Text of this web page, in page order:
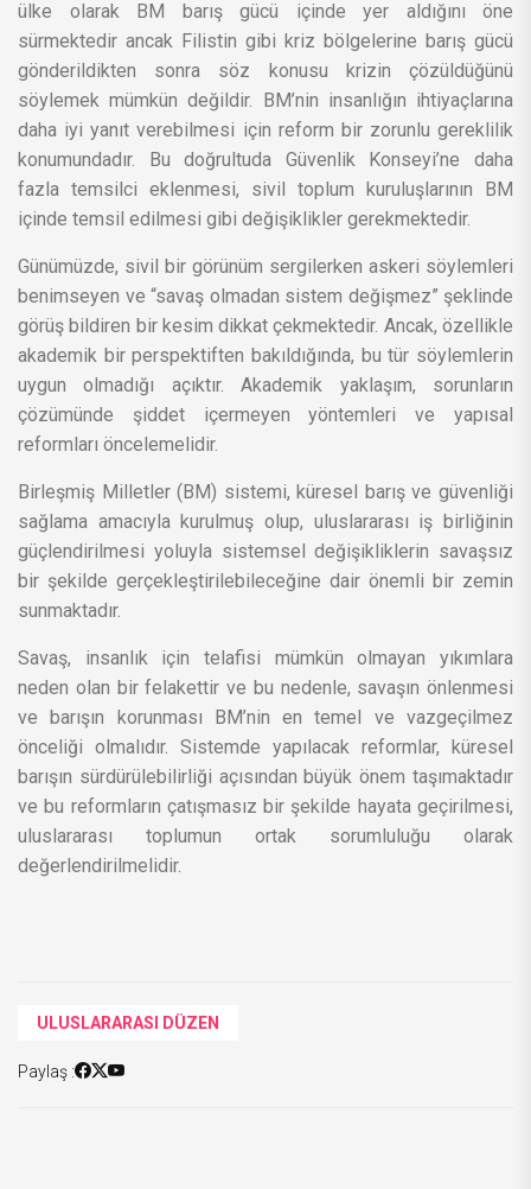
ülke olarak BM barış gücü içinde yer aldığını öne
sürmektedir ancak Filistin gibi kriz bölgelerine barış gücü
gönderildikten sonra söz konusu krizin çözüldüğünü
söylemek mümkün değildir. BM’nin insanlığın ihtiyaçlarına
daha iyi yanıt verebilmesi için reform bir zorunlu gereklilik
konumundadır. Bu doğrultuda Güvenlik Konseyi’ne daha
fazla temsilci eklenmesi, sivil toplum kuruluşlarının BM
içinde temsil edilmesi gibi değişiklikler gerekmektedir.
Günümüzde, sivil bir görünüm sergilerken askeri söylemleri
benimseyen ve “savaş olmadan sistem değişmez” şeklinde
görüş bildiren bir kesim dikkat çekmektedir. Ancak, özellikle
akademik bir perspektiften bakıldığında, bu tür söylemlerin
uygun olmadığı açıktır. Akademik yaklaşım, sorunların
çözümünde şiddet içermeyen yöntemleri ve yapısal
reformları öncelemelidir.
Birleşmiş Milletler (BM) sistemi, küresel barış ve güvenliği
sağlama amacıyla kurulmuş olup, uluslararası iş birliğinin
güçlendirilmesi yoluyla sistemsel değişikliklerin savaşsız
bir şekilde gerçekleştirilebileceğine dair önemli bir zemin
sunmaktadır.
Savaş, insanlık için telafisi mümkün olmayan yıkımlara
neden olan bir felakettir ve bu nedenle, savaşın önlenmesi
ve barışın korunması BM’nin en temel ve vazgeçilmez
önceliği olmalıdır. Sistemde yapılacak reformlar, küresel
barışın sürdürülebilirliği açısından büyük önem taşımaktadır
ve bu reformların çatışmasız bir şekilde hayata geçirilmesi,
uluslararası toplumun ortak sorumluluğu olarak
değerlendirilmelidir.
ULUSLARARASI DÜZEN
Paylaş :